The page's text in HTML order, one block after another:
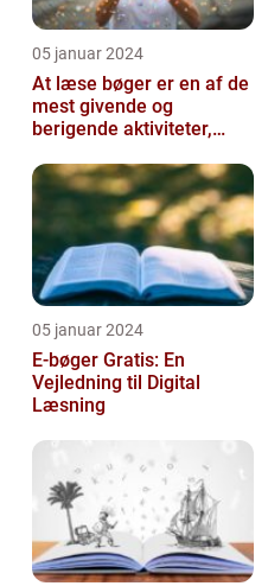
05 januar 2024
At læse bøger er en af de
mest givende og
berigende aktiviteter,
05 januar 2024
E-bøger Gratis: En
Vejledning til Digital
Læsning